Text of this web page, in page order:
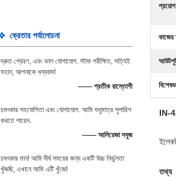
ক্রেতার পর্যালোচনা
দ্রুত প্রেরণ, এবং ভাল যোগাযোগ. স্টাফ পরীক্ষিত, সত্যিই
মহান, আপনাকে ধন্যবাদ!
—— প্রতীক রাস্তোগী
চমৎকার সহযোগিতা এবং যোগাযোগ. আমি শুধুমাত্র সুপারিশ
করতে পারেন.
—— আলিরেজা সবুজ
চমৎকার মান! আমি দীর্ঘ সময়ের জন্য একটি উচ্চ নির্ভুলতা
খুঁজছি, এখানে আমি এটি খুঁজে!
কাজের
IN-
তথ্য